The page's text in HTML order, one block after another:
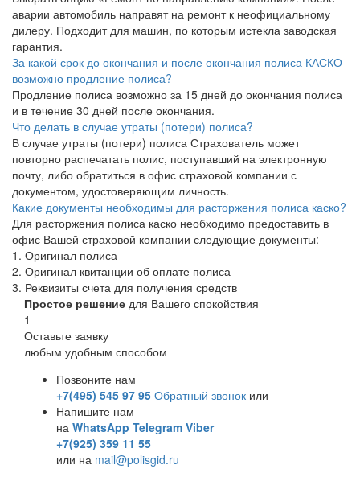
аварии автомобиль направят на ремонт к неофициальному
дилеру. Подходит для машин, по которым истекла заводская
гарантия.
За какой срок до окончания и после окончания полиса КАСКО
возможно продление полиса?
Продление полиса возможно за 15 дней до окончания полиса
и в течение 30 дней после окончания.
Что делать в случае утраты (потери) полиса?
В случае утраты (потери) полиса Страхователь может
повторно распечатать полис, поступавший на электронную
почту, либо обратиться в офис страховой компании с
документом, удостоверяющим личность.
Какие документы необходимы для расторжения полиса каско?
Для расторжения полиса каско необходимо предоставить в
офис Вашей страховой компании следующие документы:
1. Оригинал полиса
2. Оригинал квитанции об оплате полиса
3. Реквизиты счета для получения средств
Простое решение для Вашего спокойствия
1
Оставьте заявку
любым удобным способом
Позвоните нам
+7(495) 545 97 95 Обратный звонок или
Напишите нам
на WhatsApp Telegram Viber
+7(925) 359 11 55
или на mail@polisgid.ru